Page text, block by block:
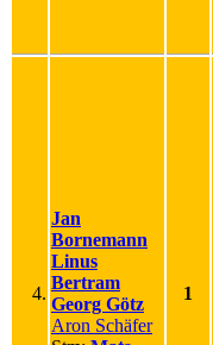
4.
Jan
Bornemann
Linus
Bertram
Georg Götz
Aron Schäfer
1